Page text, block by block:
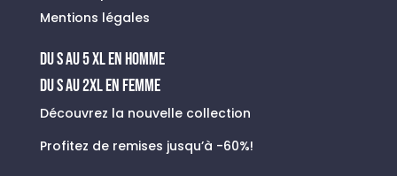
Mentions légales
du s au 5 xl en homme
Du S au 2XL en FEMME
Découvrez la nouvelle collection
Profitez de remises jusqu’à -60%!